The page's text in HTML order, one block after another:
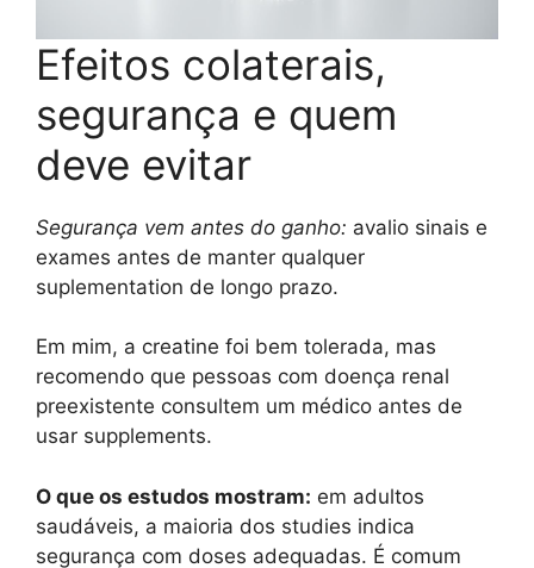
Efeitos colaterais,
segurança e quem
deve evitar
Segurança vem antes do ganho: avalio sinais e
exames antes de manter qualquer
suplementation de longo prazo.
Em mim, a creatine foi bem tolerada, mas
recomendo que pessoas com doença renal
preexistente consultem um médico antes de
usar supplements.
O que os estudos mostram: em adultos
saudáveis, a maioria dos studies indica
segurança com doses adequadas. É comum